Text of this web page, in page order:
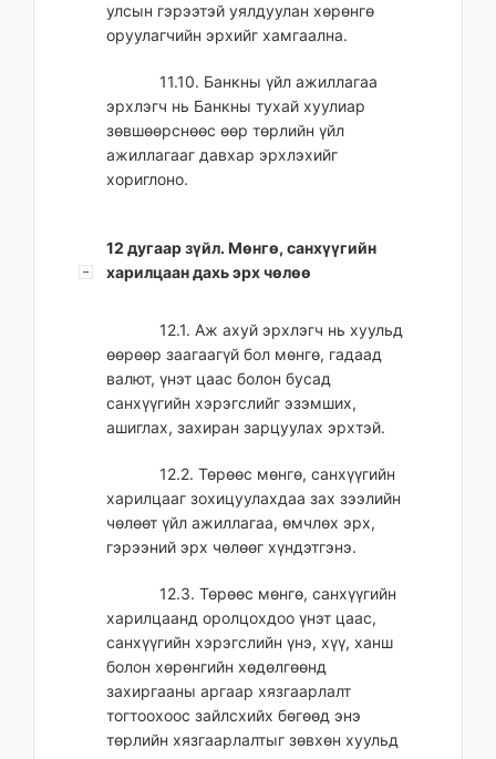
улсын гэрээтэй уялдуулан хөрөнгө
оруулагчийн эрхийг хамгаална.
11.10. Банкны үйл ажиллагаа
эрхлэгч нь Банкны тухай хуулиар
зөвшөөрснөөс өөр төрлийн үйл
ажиллагааг давхар эрхлэхийг
хориглоно.
12 дугаар зүйл. Мөнгө, санхүүгийн
харилцаан дахь эрх чөлөө
12.1. Аж ахуй эрхлэгч нь хуульд
өөрөөр заагаагүй бол мөнгө, гадаад
валют, үнэт цаас болон бусад
санхүүгийн хэрэгслийг эзэмших,
ашиглах, захиран зарцуулах эрхтэй.
12.2. Төрөөс мөнгө, санхүүгийн
харилцааг зохицуулахдаа зах зээлийн
чөлөөт үйл ажиллагаа, өмчлөх эрх,
гэрээний эрх чөлөөг хүндэтгэнэ.
12.3. Төрөөс мөнгө, санхүүгийн
харилцаанд оролцохдоо үнэт цаас,
санхүүгийн хэрэгслийн үнэ, хүү, ханш
болон хөрөнгийн хөдөлгөөнд
захиргааны аргаар хязгаарлалт
тогтоохоос зайлсхийх бөгөөд энэ
төрлийн хязгаарлалтыг зөвхөн хуульд